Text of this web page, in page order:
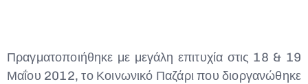
Πραγματοποιήθηκε με μεγάλη επιτυχία στις 18 & 19
Μαΐου 2012, το Κοινωνικό Παζάρι που διοργανώθηκε